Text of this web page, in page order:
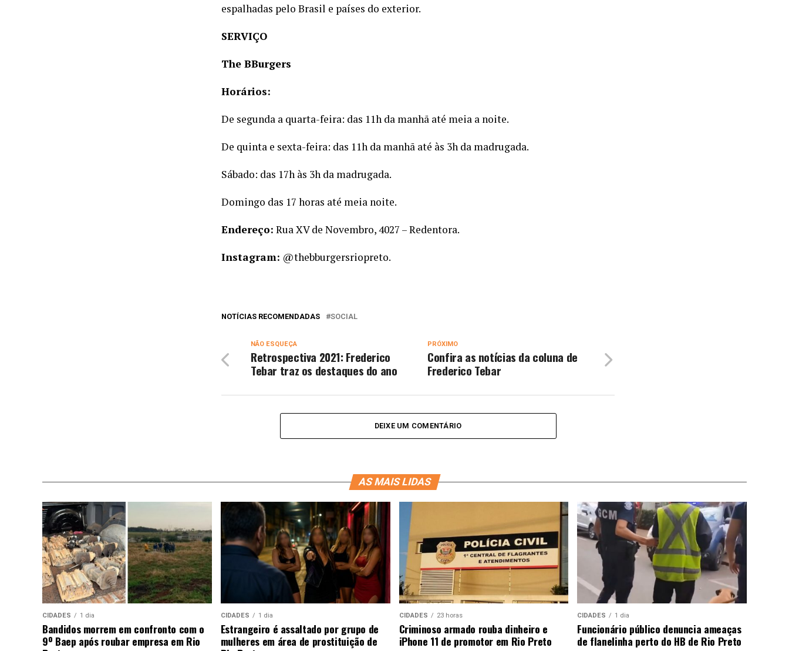
espalhadas pelo Brasil e países do exterior.
SERVIÇO
The BBurgers
Horários:
De segunda a quarta-feira: das 11h da manhã até meia a noite.
De quinta e sexta-feira: das 11h da manhã até às 3h da madrugada.
Sábado: das 17h às 3h da madrugada.
Domingo das 17 horas até meia noite.
Endereço: Rua XV de Novembro, 4027 – Redentora.
Instagram: @thebburgersriopreto.
NOTÍCIAS RECOMENDADAS SOCIAL
PRÓXIMO
Confira as notícias da coluna de
Frederico Tebar
NÃO ESQUEÇA
Retrospectiva 2021: Frederico
Tebar traz os destaques do ano
DEIXE UM COMENTÁRIO
AS MAIS LIDAS
CIDADES 1 dia
Bandidos morrem em confronto com o
9º Baep após roubar empresa em Rio
CIDADES 1 dia
Estrangeiro é assaltado por grupo de
mulheres em área de prostituição de
CIDADES 23 horas
Criminoso armado rouba dinheiro e
iPhone 11 de promotor em Rio Preto
CIDADES 1 dia
Funcionário público denuncia ameaças
de flanelinha perto do HB de Rio Preto